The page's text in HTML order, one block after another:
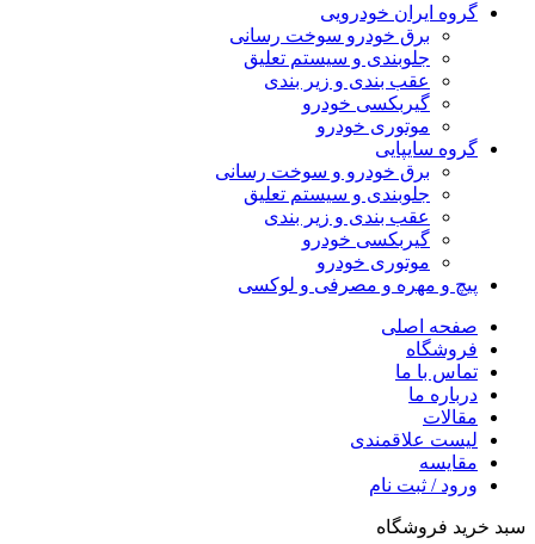
گروه ایران خودرویی
برق خودرو سوخت رسانی
جلوبندی و سیستم تعلیق
عقب بندی و زیر بندی
گیربکسی خودرو
موتوری خودرو
گروه سایپایی
برق خودرو و سوخت رسانی
جلوبندی و سیستم تعلیق
عقب بندی و زیر بندی
گیربکسی خودرو
موتوری خودرو
پیچ و مهره و مصرفی و لوکسی
صفحه اصلی
فروشگاه
تماس با ما
درباره ما
مقالات
لیست علاقمندی
مقایسه
ورود / ثبت نام
سبد خرید فروشگاه